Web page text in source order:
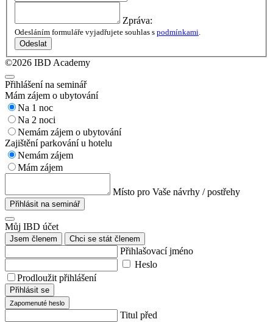
Zpráva:
Odesláním formuláře vyjadřujete souhlas s podmínkami.
Odeslat
©2026 IBD Academy
Přihlášení na seminář
Mám zájem o ubytování
Na 1 noc
Na 2 noci
Nemám zájem o ubytování
Zajištění parkování u hotelu
Nemám zájem
Mám zájem
Místo pro Vaše návrhy / postřehy
Přihlásit na seminář
Můj IBD účet
Jsem členem Chci se stát členem
Přihlašovací jméno
Heslo
Prodloužit přihlášení
Přihlásit se
Zapomenuté heslo
Titul před